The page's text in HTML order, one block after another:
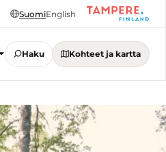
SuomiEnglish
Haku Kohteet ja kartta